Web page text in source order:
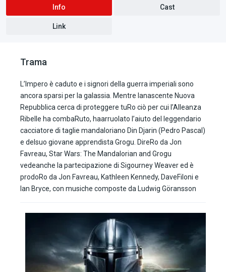
Info Cast
Link
Trama
L’Impero è caduto e i signori della guerra imperiali sono
ancora sparsi per la galassia. Mentre lanascente Nuova
Repubblica cerca di proteggere tuRo ciò per cui l’Alleanza
Ribelle ha combaRuto, haarruolato l’aiuto del leggendario
cacciatore di taglie mandaloriano Din Djarin (Pedro Pascal)
e delsuo giovane apprendista Grogu. DireRo da Jon
Favreau, Star Wars: The Mandalorian and Grogu
vedeanche la partecipazione di Sigourney Weaver ed è
prodoRo da Jon Favreau, Kathleen Kennedy, DaveFiloni e
Ian Bryce, con musiche composte da Ludwig Göransson